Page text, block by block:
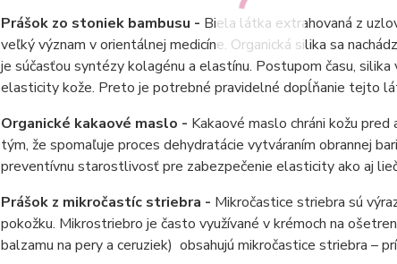
Prášok zo stoniek bambusu - Biela látka extrahovaná z
veľký význam v orientálnej medicíne. Organická silika sa
je súčasťou syntézy kolagénu a elastínu. Postupom času,
elasticity kože. Preto je potrebné pravidelné dopĺňanie tejto
Organické kakaové maslo - Kakaové maslo chráni kožu
tým, že spomaľuje proces dehydratácie vytváraním obrannej
preventívnu starostlivosť pre zabezpečenie elasticity ako aj
Prášok z mikročastíc striebra - Mikročastice striebra sú
pokožku. Mikrostriebro je často využívané v krémoch na
balzamu na pery a ceruziek) obsahujú mikročastice striebra –